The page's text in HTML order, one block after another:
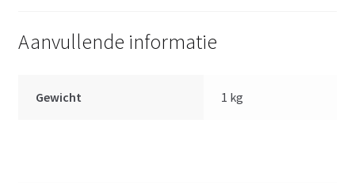
aantal
Aanvullende informatie
Gewicht 1 kg